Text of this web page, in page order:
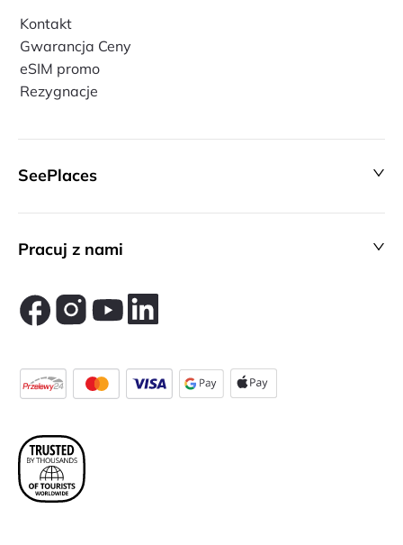
Kontakt
Gwarancja Ceny
eSIM promo
Rezygnacje
SeePlaces
Pracuj z nami